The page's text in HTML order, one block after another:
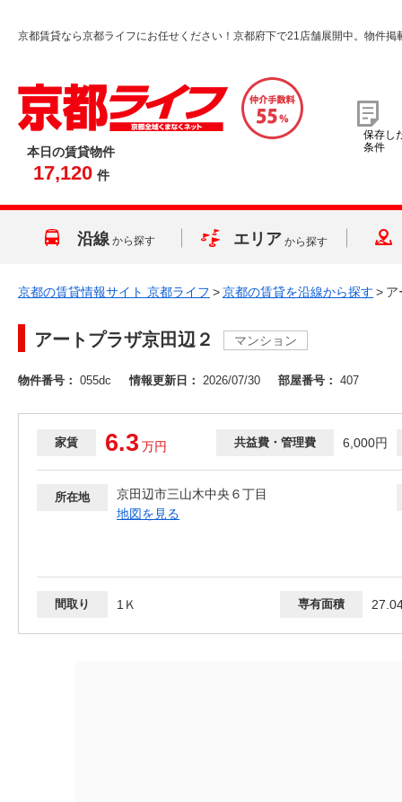
京都賃貸なら京都ライフにお任せください！京都府下で21店舗展開中。物件掲
本日の賃貸物件
17,120 件
保存し
条件
沿線 から探す エリア から探す
京都の賃貸情報サイト 京都ライフ >京都の賃貸を沿線から探す > ア
アートプラザ京田辺２ マンション
物件番号： 055dc 情報更新日： 2026/07/30 部屋番号： 407
家賃 6.3 万円 共益費・管理費 6,000円
所在地
京田辺市三山木中央６丁目
地図を見る
間取り 1Ｋ 専有面積